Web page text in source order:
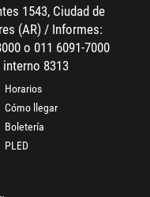
1543, Ciudad de
(AR) / Informes:
o 011 6091-7000
8313
Horarios
Cómo llegar
Boletería
PLED